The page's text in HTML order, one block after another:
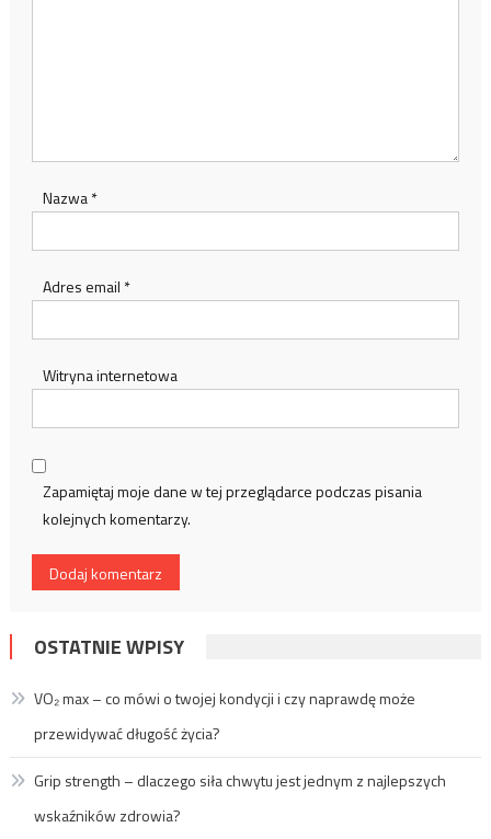
Nazwa*
Adres email *
Witryna internetowa
Zapamiętaj moje dane w tej przeglądarce podczas pisania
kolejnych komentarzy.
OSTATNIE WPISY
VO₂ max – co mówi o twojej kondycji i czy naprawdę może
przewidywać długość życia?
Grip strength – dlaczego siła chwytu jest jednym z najlepszych
wskaźników zdrowia?